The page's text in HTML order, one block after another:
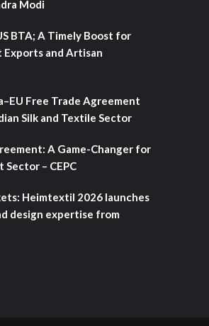
Modi
BTA; A Timely Boost for
Exports and Artisan
Free Trade Agreement
Silk and Textile Sector
A Game-Changer for
Sector – CEPC
Heimtextil 2026 launches
design expertise from